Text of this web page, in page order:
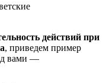
действий при
, приведем пример
вами —